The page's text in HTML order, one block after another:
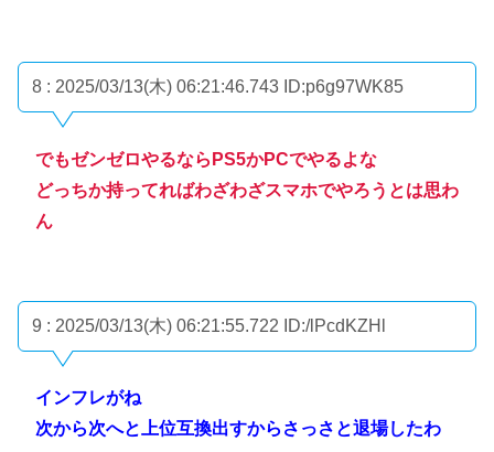
8 : 2025/03/13(木) 06:21:46.743 ID:p6g97WK85
でもゼンゼロやるならPS5かPCでやるよな
どっちか持ってればわざわざスマホでやろうとは思わ
ん
9 : 2025/03/13(木) 06:21:55.722 ID:/lPcdKZHl
インフレがね
次から次へと上位互換出すからさっさと退場したわ